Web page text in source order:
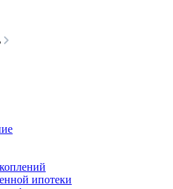
ипотеки